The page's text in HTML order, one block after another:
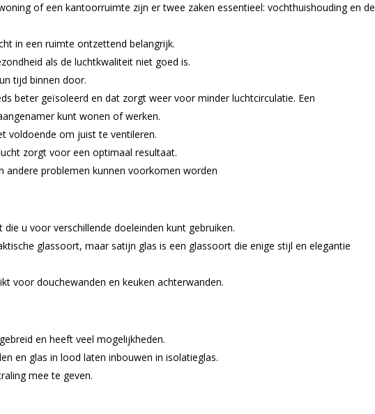
of een kantoorruimte zijn er twee zaken essentieel: vochthuishouding en de
in een ruimte ontzettend belangrijk.
als de luchtkwaliteit niet goed is.
tijd binnen door.
beter geïsoleerd en dat zorgt weer voor minder luchtcirculatie. Een
kunt wonen of werken.
voldoende om juist te ventileren.
zorgt voor een optimaal resultaat.
andere problemen kunnen voorkomen worden
u voor verschillende doeleinden kunt gebruiken.
glassoort, maar satijn glas is een glassoort die enige stijl en elegantie
voor douchewanden en keuken achterwanden.
en heeft veel mogelijkheden.
en glas in lood laten inbouwen in isolatieglas.
mee te geven.